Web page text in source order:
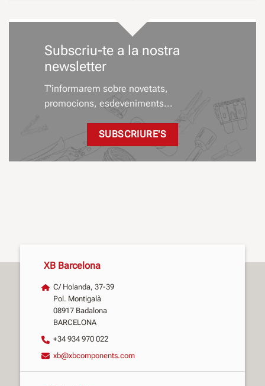
Subscriu-te a la nostra
newsletter
T'informarem sobre novetats,
promocions, esdeveniments...
SUBSCRIURE'S
XB Barcelona
C/ Holanda, 37-39
Pol. Montigalà
08917 Badalona
BARCELONA
+34 934 970 022
xb@xbcomponents.com